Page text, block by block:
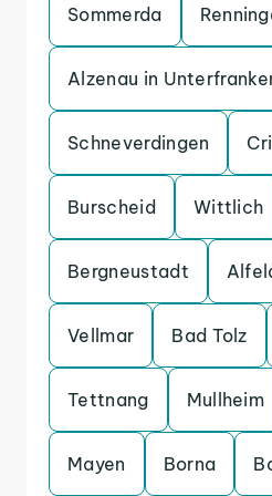
Sommerda
Alzenau in
Schneverdingen
Burscheid Wittlich
Bergneustadt
Vellmar Bad Tolz
Tettnang Mullheim
Mayen Borna